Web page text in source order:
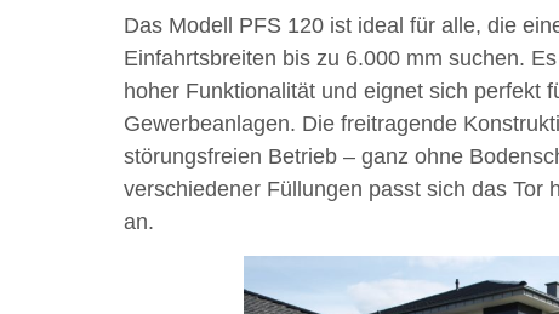
Das Modell PFS 120 ist ideal für alle, die
Einfahrtsbreiten bis zu 6.000 mm suchen.
hoher Funktionalität und eignet sich perfekt
Gewerbeanlagen. Die freitragende
störungsfreien Betrieb – ganz ohne
verschiedener Füllungen passt sich das Tor
an.